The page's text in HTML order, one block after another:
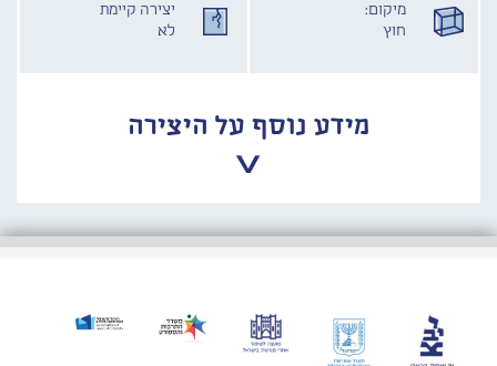
מיקום:
חוץ
יצירה קיימת
לא
מידע נוסף על היצירה